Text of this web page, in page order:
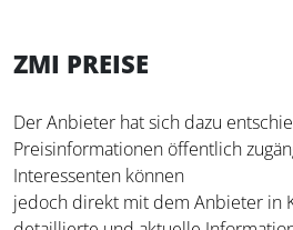
ZMI PREISE
Der Anbieter hat sich dazu
Preisinformationen öffentlich
Interessenten können
jedoch direkt mit dem Anbieter in